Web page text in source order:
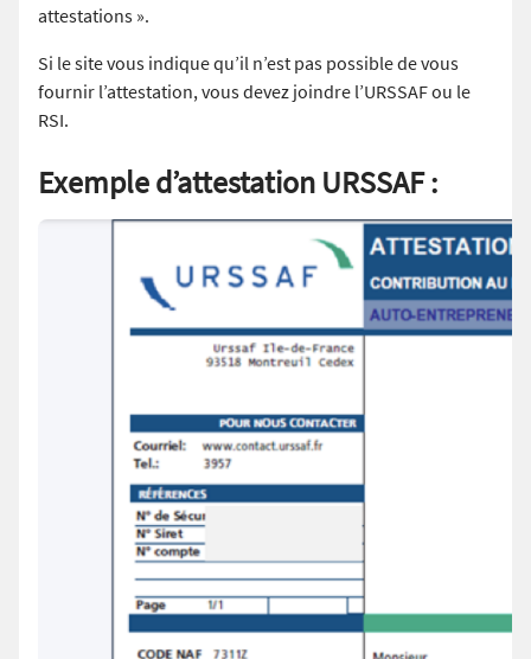
attestations ».
Si le site vous indique qu’il n’est pas possible de vous
fournir l’attestation, vous devez joindre l’URSSAF ou le
RSI.
Exemple d’attestation URSSAF :